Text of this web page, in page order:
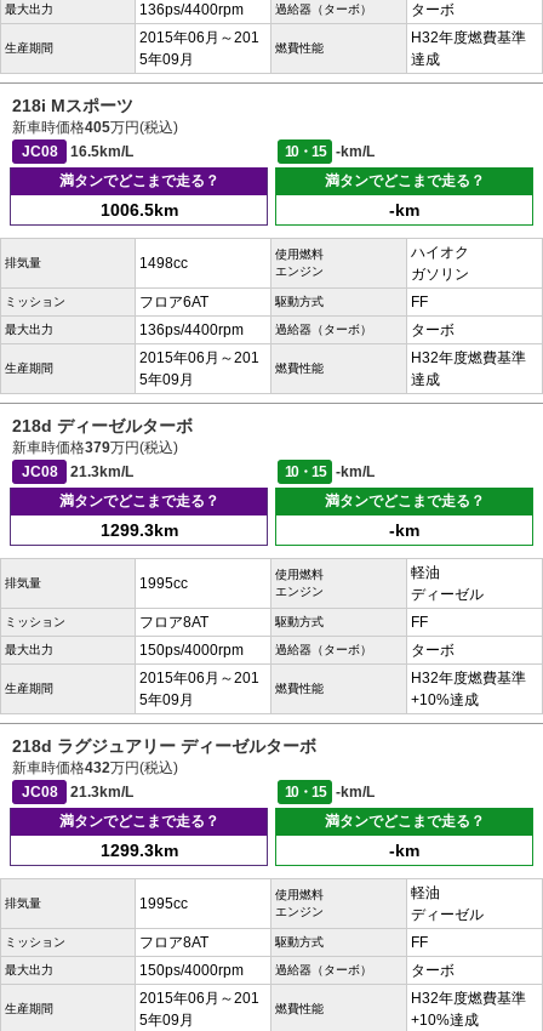
最大出力 136ps/4400rpm 過給器（ターボ） ターボ
生産期間
2015年06月～201
5年09月
燃費性能
H32年度燃費基準
達成
218i Mスポーツ
新車時価格405万円(税込)
JC08
16.5km/L 10・15
-km/L
満タンでどこまで走る？
1006.5km
満タンでどこまで走る？
-km
排気量 1498cc
使用燃料
エンジン
ハイオク
ガソリン
ミッション フロア6AT 駆動方式 FF
最大出力 136ps/4400rpm 過給器（ターボ） ターボ
生産期間
2015年06月～201
5年09月
燃費性能
H32年度燃費基準
達成
218d ディーゼルターボ
新車時価格379万円(税込)
JC08
21.3km/L 10・15
-km/L
満タンでどこまで走る？
1299.3km
満タンでどこまで走る？
-km
排気量 1995cc
使用燃料
エンジン
軽油
ディーゼル
ミッション フロア8AT 駆動方式 FF
最大出力 150ps/4000rpm 過給器（ターボ） ターボ
生産期間
2015年06月～201
5年09月
燃費性能
H32年度燃費基準
+10%達成
218d ラグジュアリー ディーゼルターボ
新車時価格432万円(税込)
JC08
21.3km/L 10・15
-km/L
満タンでどこまで走る？
1299.3km
満タンでどこまで走る？
-km
排気量 1995cc
使用燃料
エンジン
軽油
ディーゼル
ミッション フロア8AT 駆動方式 FF
最大出力 150ps/4000rpm 過給器（ターボ） ターボ
生産期間
2015年06月～201
5年09月
燃費性能
H32年度燃費基準
+10%達成